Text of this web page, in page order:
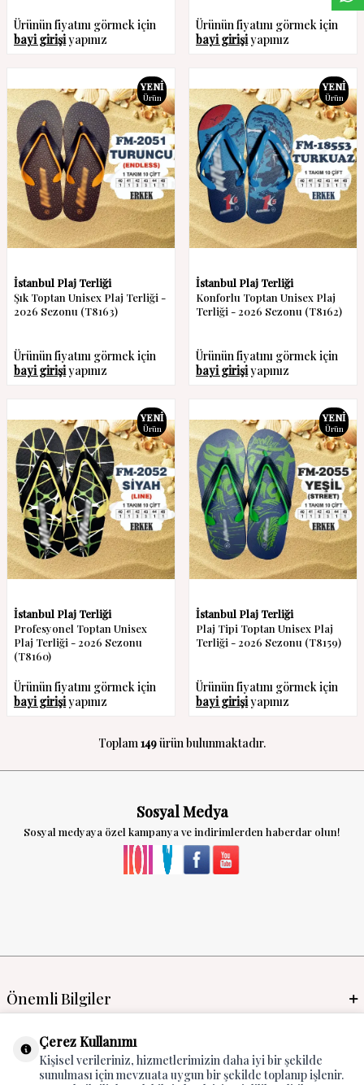
Ürünün fiyatını görmek için
bayi girişiyapınız
Ürünün fiyatını görmek için
bayi girişiyapınız
YENI
Ürün
İstanbul Plaj Terliği
Şık Toptan Unisex Plaj Terliği -
2026 Sezonu (T8163)
Ürünün fiyatını görmek için
bayi girişiyapınız
YENI
Ürün
İstanbul Plaj Terliği
Konforlu Toptan Unisex Plaj
Terliği - 2026 Sezonu (T8162)
Ürünün fiyatını görmek için
bayi girişiyapınız
YENI
Ürün
İstanbul Plaj Terliği
Profesyonel Toptan Unisex
Plaj Terliği - 2026 Sezonu
(T8160)
Ürünün fiyatını görmek için
bayi girişiyapınız
YENI
Ürün
İstanbul Plaj Terliği
Plaj Tipi Toptan Unisex Plaj
Terliği - 2026 Sezonu (T8159)
Ürünün fiyatını görmek için
bayi girişiyapınız
Toplam149ürün bulunmaktadır.
Sosyal Medya
Sosyal medyaya özel kampanya ve indirimlerden haberdar olun!
Önemli Bilgiler
Mayo İmalat & Toptan
Global Manufacturer
Çerez Kullanımı
Kişisel verileriniz, hizmetlerimizin daha iyi bir şekilde
sunulması için mevzuata uygun bir şekilde toplanıp işlenir.